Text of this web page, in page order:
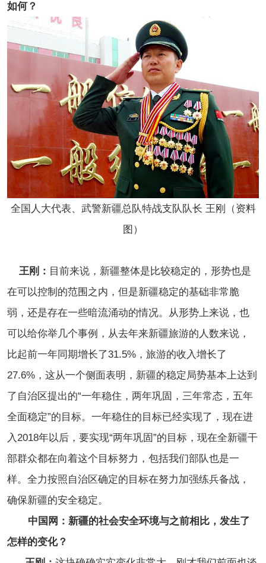
如何？
全国人大代表、武警新疆总队特战支队队长 王刚（资料
图）
王刚： 目前来说，新疆整体是比较稳定的，形势也是
在可以控制的范围之内，但是新疆稳定的基础非常脆
弱，还是存在一些暗流涌动的情况。从形势上来说，也
可以给你举几个事例，从去年来新疆旅游的人数来说，
比起前一年同期增长了31.5%，旅游的收入增长了
27.6%，这从一个侧面表明，新疆的稳定局势基本上达到
了自治区提出的“一年稳住，两年巩固，三年常态，五年
全面稳定”的目标。一年稳住的目标已经实现了，现在进
入2018年以后，要实现“两年巩固”的目标，现在全新疆干
部群众都在向着这个目标努力，包括我们部队也是一
样。全力按照自治区确定的目标在努力加强练兵备战，
确保新疆的安全稳定。
中国网：新疆的社会安全环境与之前相比，发生了
怎样的变化？